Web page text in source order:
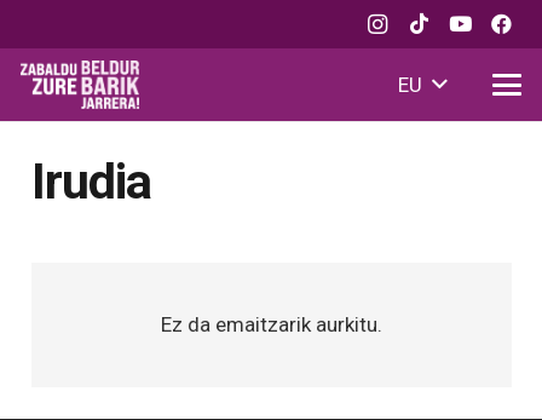
EU
Irudia
Ez da emaitzarik aurkitu.